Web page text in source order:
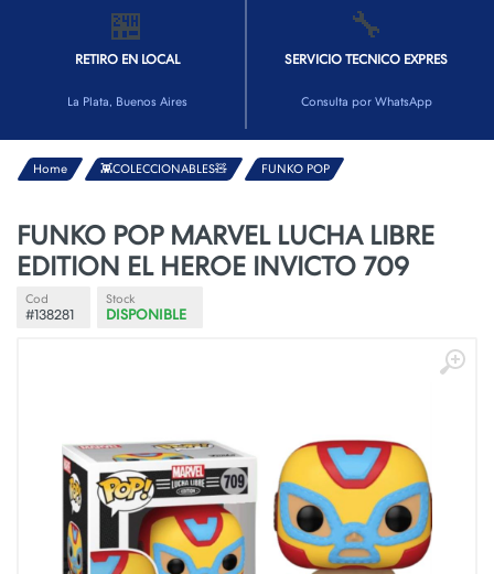
🏪
RETIRO EN LOCAL
La Plata, Buenos Aires
🔧
SERVICIO TECNICO EXPRES
Consulta por WhatsApp
Home 👾COLECCIONABLES🧸 FUNKO POP
FUNKO POP MARVEL LUCHA LIBRE
EDITION EL HEROE INVICTO 709
Cod
#138281
Stock
DISPONIBLE